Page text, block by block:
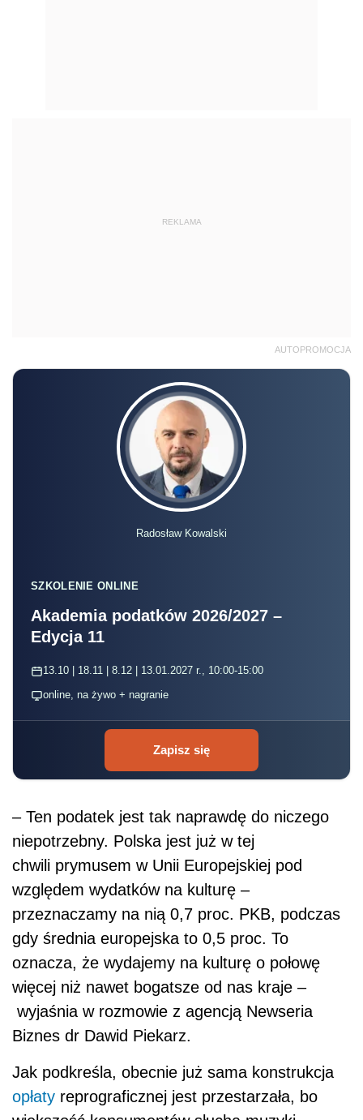
SZKOLENIE ONLINE
Akademia podatków 2026/2027 –
13.10 | 18.11 | 8.12 | 13.01.2027 r., 10:00-15:00
online, na żywo + nagranie
Zapisz się
niepotrzebny. Polska jest już w tej
chwili prymusem w Unii Europejskiej pod
względem wydatków na kulturę –
przeznaczamy na nią 0,7 proc. PKB, podczas
gdy średnia europejska to 0,5 proc. To
oznacza, że wydajemy na kulturę o połowę
więcej niż nawet bogatsze od nas kraje –
Biznes dr Dawid Piekarz.
Jak podkreśla, obecnie już sama konstrukcja
reprograficznej jest przestarzała, bo
większość konsumentów słucha muzyki
i ogląda filmy w serwisach streamingowych,
płacąc im miesięczny abonament, z którego
część trafia do twórców bez pośredników.
– Są to kwoty niebagatelne. Jak policzyły
organizacje międzynarodowe, w Europie
w USA jeszcze więcej – mówi ekspert.